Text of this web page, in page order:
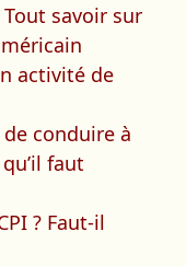
savoir sur
activité de
conduire à
faut
? Faut-il